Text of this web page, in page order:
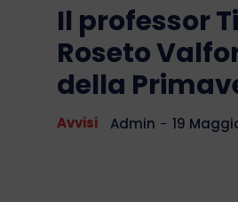
Il professor
Roseto
della
Avvisi Admin - 19